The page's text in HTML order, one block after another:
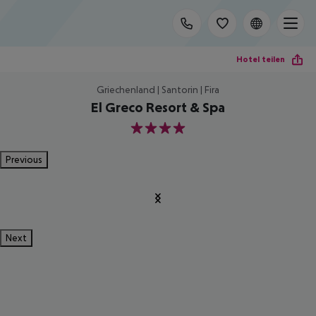
Hotel teilen
Griechenland | Santorin | Fira
El Greco Resort & Spa
4
Previous
Next